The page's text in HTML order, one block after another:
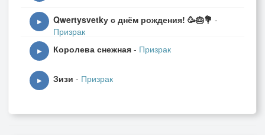
▶ Qwertysvetkу с днём рождения! 🥳🎂💐 -
Призрак
▶ Королева снежная - Призрак
▶ Зизи - Призрак